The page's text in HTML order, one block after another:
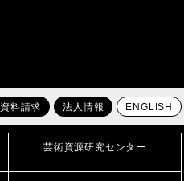
資料請求 法人情報 ENGLISH
芸術資源研究センター